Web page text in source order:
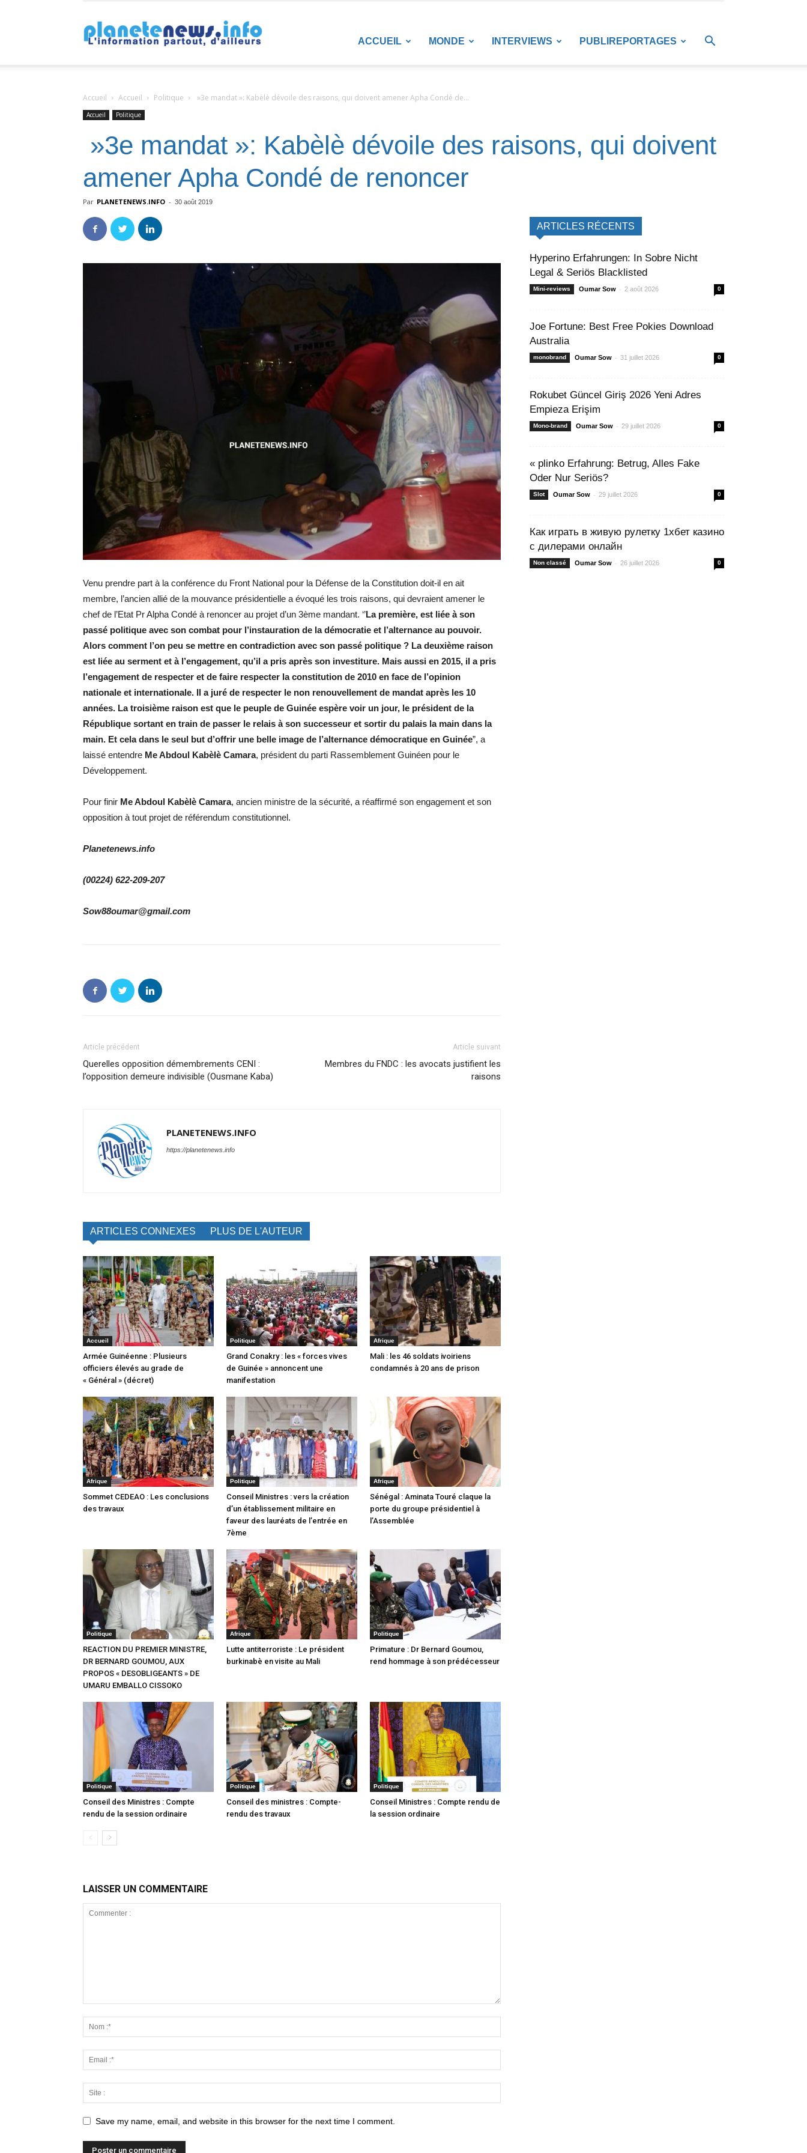
ACCUEIL MONDE INTERVIEWS PUBLIREPORTAGES
Accueil Accueil Politique »3e mandat »: Kabèlè dévoile des raisons, qui doivent amener Apha Condé de...
Accueil Politique
»3e mandat »: Kabèlè dévoile des raisons, qui doivent
amener Apha Condé de renoncer
Par PLANETENEWS.INFO - 30 août 2019
Venu prendre part à la conférence du Front National pour la Défense de la Constitution doit-il en ait
membre, l’ancien allié de la mouvance présidentielle a évoqué les trois raisons, qui devraient amener le
chef de l’Etat Pr Alpha Condé à renoncer au projet d’un 3ème mandant. ‘’La première, est liée à son
passé politique avec son combat pour l’instauration de la démocratie et l’alternance au pouvoir.
Alors comment l’on peu se mettre en contradiction avec son passé politique ? La deuxième raison
est liée au serment et à l’engagement, qu’il a pris après son investiture. Mais aussi en 2015, il a pris
l’engagement de respecter et de faire respecter la constitution de 2010 en face de l’opinion
nationale et internationale. Il a juré de respecter le non renouvellement de mandat après les 10
années. La troisième raison est que le peuple de Guinée espère voir un jour, le président de la
République sortant en train de passer le relais à son successeur et sortir du palais la main dans la
main. Et cela dans le seul but d’offrir une belle image de l’alternance démocratique en Guinée”, a
laissé entendre Me Abdoul Kabèlè Camara, président du parti Rassemblement Guinéen pour le
Développement.
Pour finir Me Abdoul Kabèlè Camara, ancien ministre de la sécurité, a réaffirmé son engagement et son
opposition à tout projet de référendum constitutionnel.
Planetenews.info
(00224) 622-209-207
Sow88oumar@gmail.com
Article précédent
Querelles opposition démembrements CENI :
l’opposition demeure indivisible (Ousmane Kaba)
Article suivant
Membres du FNDC : les avocats justifient les
raisons
PLANETENEWS.INFO
https://planetenews.info
ARTICLES CONNEXES PLUS DE L'AUTEUR
Accueil
Armée Guinéenne : Plusieurs
officiers élevés au grade de
« Général » (décret)
Politique
Grand Conakry : les « forces vives
de Guinée » annoncent une
manifestation
Afrique
Mali : les 46 soldats ivoiriens
condamnés à 20 ans de prison
Afrique
Sommet CEDEAO : Les conclusions
des travaux
Politique
Conseil Ministres : vers la création
d’un établissement militaire en
faveur des lauréats de l’entrée en
7ème
Afrique
Sénégal : Aminata Touré claque la
porte du groupe présidentiel à
l’Assemblée
Politique
REACTION DU PREMIER MINISTRE,
DR BERNARD GOUMOU, AUX
PROPOS « DESOBLIGEANTS » DE
UMARU EMBALLO CISSOKO
Afrique
Lutte antiterroriste : Le président
burkinabè en visite au Mali
Politique
Primature : Dr Bernard Goumou,
rend hommage à son prédécesseur
Politique
Conseil des Ministres : Compte
rendu de la session ordinaire
Politique
Conseil des ministres : Compte-
rendu des travaux
Politique
Conseil Ministres : Compte rendu de
la session ordinaire
LAISSER UN COMMENTAIRE
Save my name, email, and website in this browser for the next time I comment.
ARTICLES RÉCENTS
Hyperino Erfahrungen: In Sobre Nicht
Legal & Seriös Blacklisted
Mini-reviews Oumar Sow - 2 août 2026 0
Joe Fortune: Best Free Pokies Download
Australia
monobrand Oumar Sow - 31 juillet 2026 0
Rokubet Güncel Giriş 2026 Yeni Adres
Empieza Erişim
Mono-brand Oumar Sow - 29 juillet 2026 0
« plinko Erfahrung: Betrug, Alles Fake
Oder Nur Seriös?
Slot Oumar Sow - 29 juillet 2026 0
Как играть в живую рулетку 1хбет казино
с дилерами онлайн
Non classé Oumar Sow - 26 juillet 2026 0